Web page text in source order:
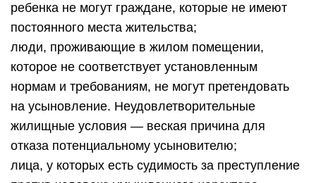
ребенка не могут граждане, которые не имеют
постоянного места жительства;
люди, проживающие в жилом помещении,
которое не соответствует установленным
нормам и требованиям, не могут претендовать
на усыновление. Неудовлетворительные
жилищные условия — веская причина для
отказа потенциальному усыновителю;
лица, у которых есть судимость за преступление